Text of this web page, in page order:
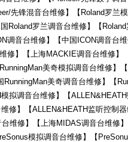
先锋混音台维修】【Roland罗兰
Roland罗兰调音台维修】【
调音台维修】【中国ICON调音台
修】【上海MACKIE调音台维修
美奇模拟调音台维修】
RunningMan美奇调音台维修】【
拟调音台维修】【
修】【ALLEN&HEATH监听控制
维修】【上海MIDAS调音台维修
模拟调音台维修】【